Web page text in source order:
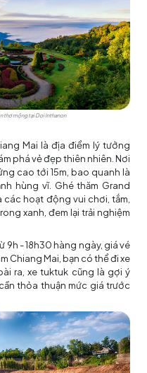
thơ mộng tại Doi Inthanon
Mai là địa điểm lý tưởng
phá vẻ đẹp thiên nhiên. Nơi
cao tới 15m, bao quanh là
hùng vĩ. Ghé thăm Grand
hoạt động vui chơi, tắm,
xanh, đem lại trải nghiệm
9h - 18h30 hàng ngày, giá vé
Chiang Mai, bạn có thể đi xe
ra, xe tuktuk cũng là gợi ý
thỏa thuận mức giá trước